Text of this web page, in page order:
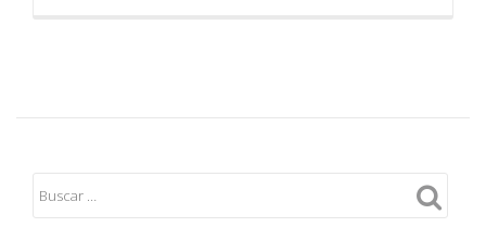
estímulos
neurodesarrollo